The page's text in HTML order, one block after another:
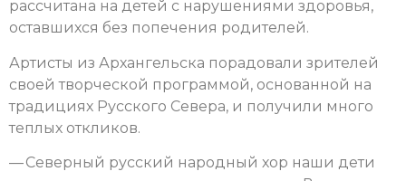
рассчитана на детей с нарушениями здоровья,
оставшихся без попечения родителей.
Артисты из Архангельска порадовали зрителей
своей творческой программой, основанной на
традициях Русского Севера, и получили много
теплых откликов.
— Северный русский народный хор наши дети